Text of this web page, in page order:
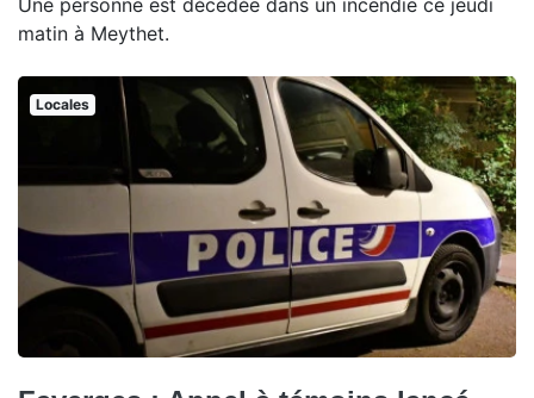
Une personne est décédée dans un incendie ce jeudi
matin à Meythet.
Locales